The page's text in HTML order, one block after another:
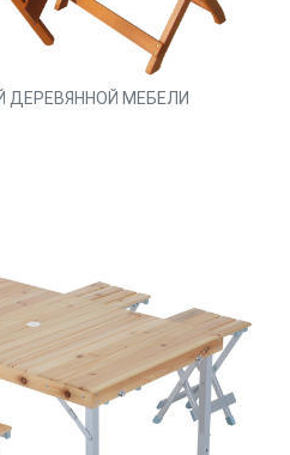
ДЕРЕВЯННОЙ МЕБЕЛИ